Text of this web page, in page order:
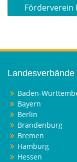
Förderverein
Landesverbände
Baden-
Bayern
Berlin
Brandenburg
Bremen
Hamburg
Hessen